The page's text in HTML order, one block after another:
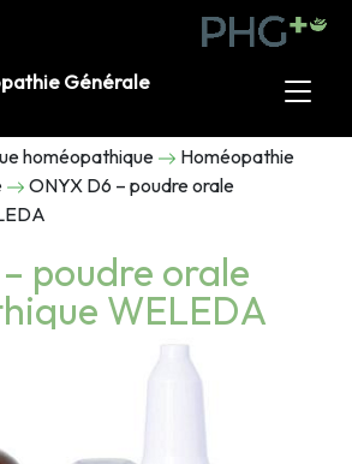
Générale
homéopathique
Homéopathie
ONYX D6 – poudre orale
poudre orale
WELEDA